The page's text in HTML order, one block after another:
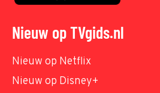
Nieuw op TVgids.nl
Nieuw op Netflix
Nieuw op Disney+